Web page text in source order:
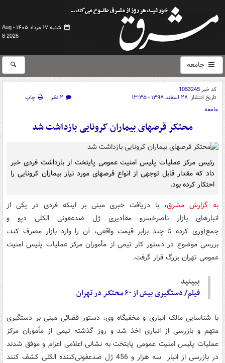
شنبه ۱۷ مرداد ۱۴۰۵ -
Aug
8 2026
جامعه
کد خبر1053245
تاریخ انتشار: ۲۸ اسفند ۱۳۹۸ - ۱۳:۳۵ ۲ نظر
چاپ
جامعه
محتکر قرصهای بیماران کرونایی بازداشت شد
رئیس مرکز عملیات پلیس امنیت عمومی پایتخت از بازداشت فردی خبر
داد که مقدار قابل توجهی از انواع قرصهای مورد نیاز بیماران کرونایی را
احتکار کرده بود.
به گزارش مشرق، با دریافت خبری مبنی بر اینکه فردی در یکی از
انبارهای بازار ناصرخسرو مقادیری ژل ضدعفونی الکلی دپو و
جمع‌‍‌آوری کرده تا چند برابر قیمت واقعی، آن را وارد بازار مصرف کند،
بررسی موضوع در دستور کار تیمی از مأموران مرکز عملیات پلیس امنیت
عمومی تهران بزرگ قرار گرفت.
ببینید
فیلم/ دستگیری بیش از ۶۰
محتکر در تهران
با شناسایی مالک انباری و مخفیگاه وی، دستور قضائی مبنی بر دستگیری
متهم و بازرسی از انباری اخذ شد و روز گذشته تیمی از مأموران مرکز
عملیات پلیس امنیت عمومی پایتخت به نشانی اعلامی اعزام و موفق شدند
در بازرسی از انبار سه هزار و 456 ژل ضدعفونی‌کننده الکلی کشف کنند